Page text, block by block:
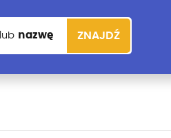
lub nazwę ZNAJDŹ